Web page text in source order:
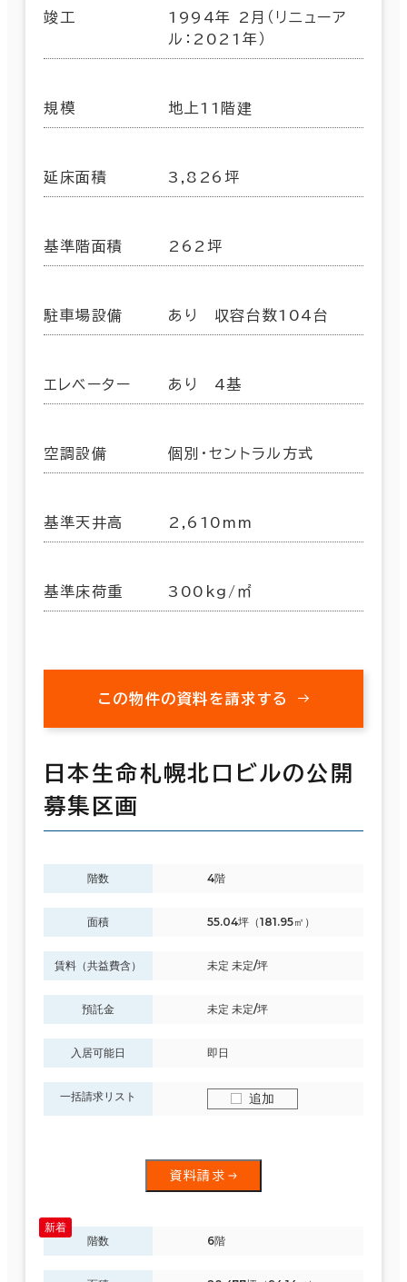
竣工
1994年 2月（リニューア
ル：2021年）
規模 地上11階建
延床面積 3,826坪
基準階面積 262坪
駐車場設備 あり 収容台数104台
エレベーター あり 4基
空調設備 個別・セントラル方式
基準天井高 2,610mm
基準床荷重 300kg/㎡
この物件の資料を請求する
日本生命札幌北口ビルの公開
募集区画
階数 4階
面積 55.04坪（181.95㎡）
賃料（共益費含） 未定 未定/坪
預託金 未定 未定/坪
入居可能日 即日
一括請求リスト 追加
資料請求
階数 6階